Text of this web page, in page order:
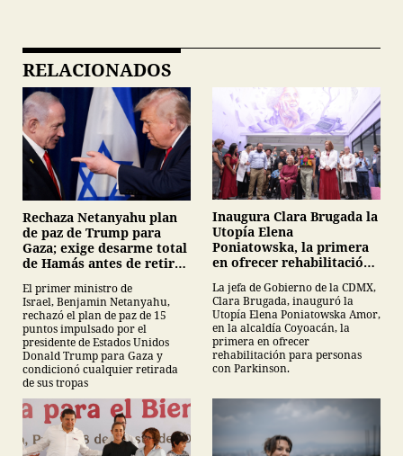
RELACIONADOS
Rechaza Netanyahu plan
de paz de Trump para
Gaza; exige desarme total
de Hamás antes de retirar
El primer ministro de
Israel, Benjamin Netanyahu,
rechazó el plan de paz de 15
puntos impulsado por el
presidente de Estados Unidos
Donald Trump para Gaza y
condicionó cualquier retirada
de sus tropas
Inaugura Clara Brugada la
Utopía Elena
Poniatowska, la primera
en ofrecer rehabilitación
Parkinson
La jefa de Gobierno de la CDMX,
Clara Brugada, inauguró la
Utopía Elena Poniatowska Amor,
en la alcaldía Coyoacán, la
primera en ofrecer
rehabilitación para personas
con Parkinson.